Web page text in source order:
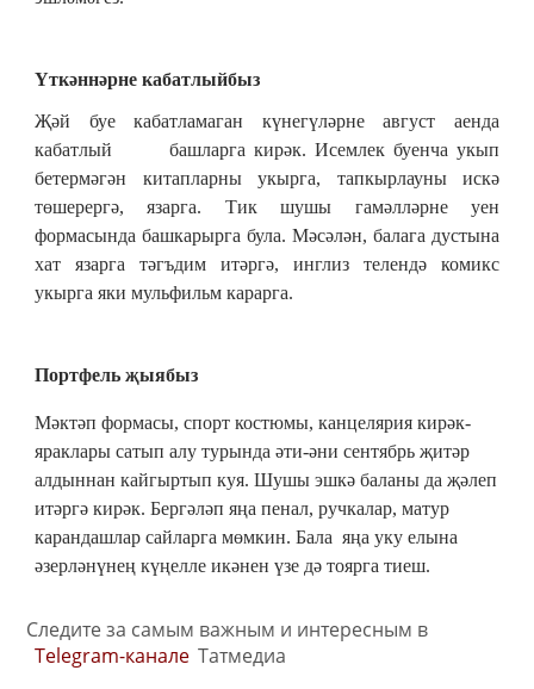
Үткәннәрне кабатлыйбыз
Җәй буе кабатламаган күнегүләрне август аенда
кабатлый башларга кирәк. Исемлек буенча укып
бетермәгән китапларны укырга, тапкырлауны искә
төшерергә, язарга. Тик шушы гамәлләрне уен
формасында башкарырга була. Мәсәлән, балага дустына
хат язарга тәгъдим итәргә, инглиз телендә комикс
укырга яки мульфильм карарга.
Портфель җыябыз
Мәктәп формасы, спорт костюмы, канцелярия кирәк-
яраклары сатып алу турында әти-әни сентябрь җитәр
алдыннан кайгыртып куя. Шушы эшкә баланы да җәлеп
итәргә кирәк. Бергәләп яңа пенал, ручкалар, матур
карандашлар сайларга мөмкин. Бала яңа уку елына
әзерләнүнең күңелле икәнен үзе дә тоярга тиеш.
Следите за самым важным и интересным в
Telegram-канале Татмедиа